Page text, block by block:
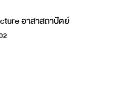
อาสาสถาปัตย์